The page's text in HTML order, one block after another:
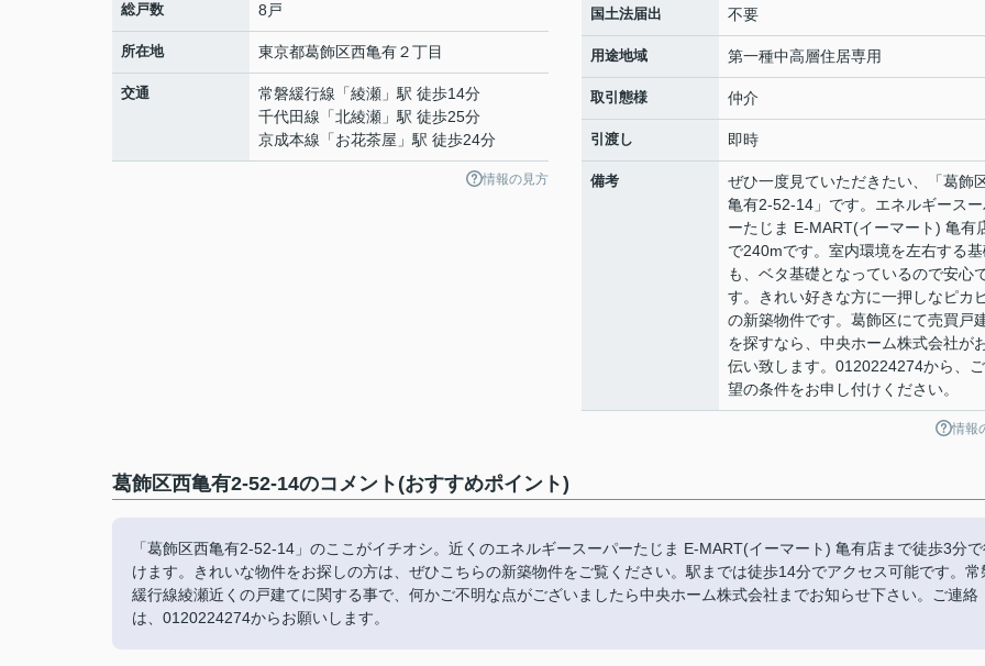
総戸数 8戸
所在地 東京都葛飾区西亀有２丁目
交通 常磐緩行線 「綾瀬 」駅 徒歩14分
千代田線 「北綾瀬 」駅 徒歩25分
京成本線 「お花茶屋 」駅 徒歩24分
情報の見方
国土法届出 不要
用途地域 第一種中高層住居専用
取引態様 仲介
引渡し 即時
備考
ぜひ一度見ていただきたい、「葛飾
亀有2-52-14」です。エネルギース
ーたじま E-MART(イーマート) 亀有
で240mです。室内環境を左右する
も、ベタ基礎となっているので安心
す。きれい好きな方に一押しなピカ
の新築物件です。葛飾区にて売買戸
を探すなら、中央ホーム株式会社が
伝い致します。0120224274から、
望の条件をお申し付けください。
情報
葛飾区西亀有2-52-14のコメント(おすすめポイント)
「葛飾区西亀有2-52-14」のここがイチオシ。近くのエネルギースーパーたじま E-MART(イーマート) 亀有店まで徒歩3分
けます。きれいな物件をお探しの方は、ぜひこちらの新築物件をご覧ください。駅までは徒歩14分でアクセス可能です。常
緩行線綾瀬近くの戸建てに関する事で、何かご不明な点がございましたら中央ホーム株式会社までお知らせ下さい。ご連絡
は、0120224274からお願いします。